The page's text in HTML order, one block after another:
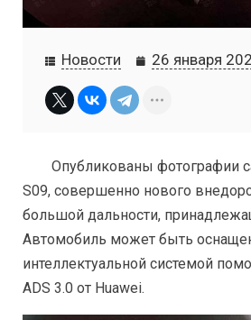
Новости 26 января
Опубликованы фотографии
S09, совершенно нового
большой дальности,
Автомобиль может быть
интеллектуальной системой
ADS 3.0 от Huawei.